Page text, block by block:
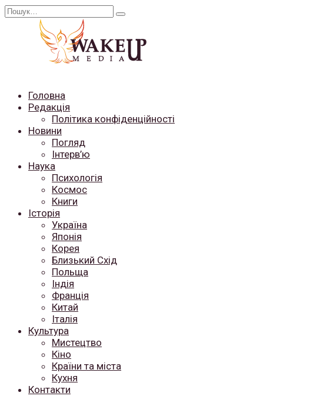
Перейти
Search
Головна
Редакція
Політика конфіденційності
Новини
Погляд
Інтерв’ю
Наука
Психологія
Космос
Книги
Історія
Україна
Японія
Корея
Близький Схід
Польща
Індія
Франція
Китай
Італія
Культура
Мистецтво
Кіно
Країни та міста
Кухня
Контакти